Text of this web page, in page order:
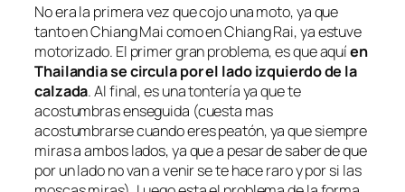
No era la primera vez que cojo una moto, ya que
tanto en Chiang Mai como en Chiang Rai, ya estuve
motorizado. El primer gran problema, es que aquíen
Thailandia se circula por el lado izquierdo de la
calzada. Al final, es una tontería ya que te
acostumbras enseguida (cuesta mas
acostumbrarse cuando eres peatón, ya que siempre
miras a ambos lados, ya que a pesar de saber de que
por un lado no van a venir se te hace raro y por si las